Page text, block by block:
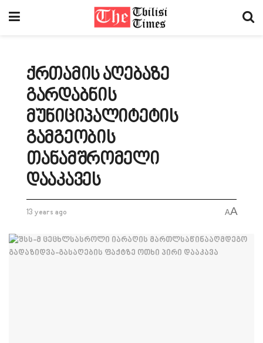
ქრთამის აღებაზე
გარდაბნის
მუნიციპალიტეტის
გამგეობის
თანამშრომელი
დააკავეს
13 years ago AA